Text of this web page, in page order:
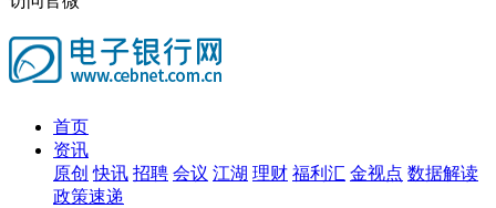
首页
资讯
原创 快讯 招聘 会议 江湖 理财 福利汇 金视点 数据解读
政策速递